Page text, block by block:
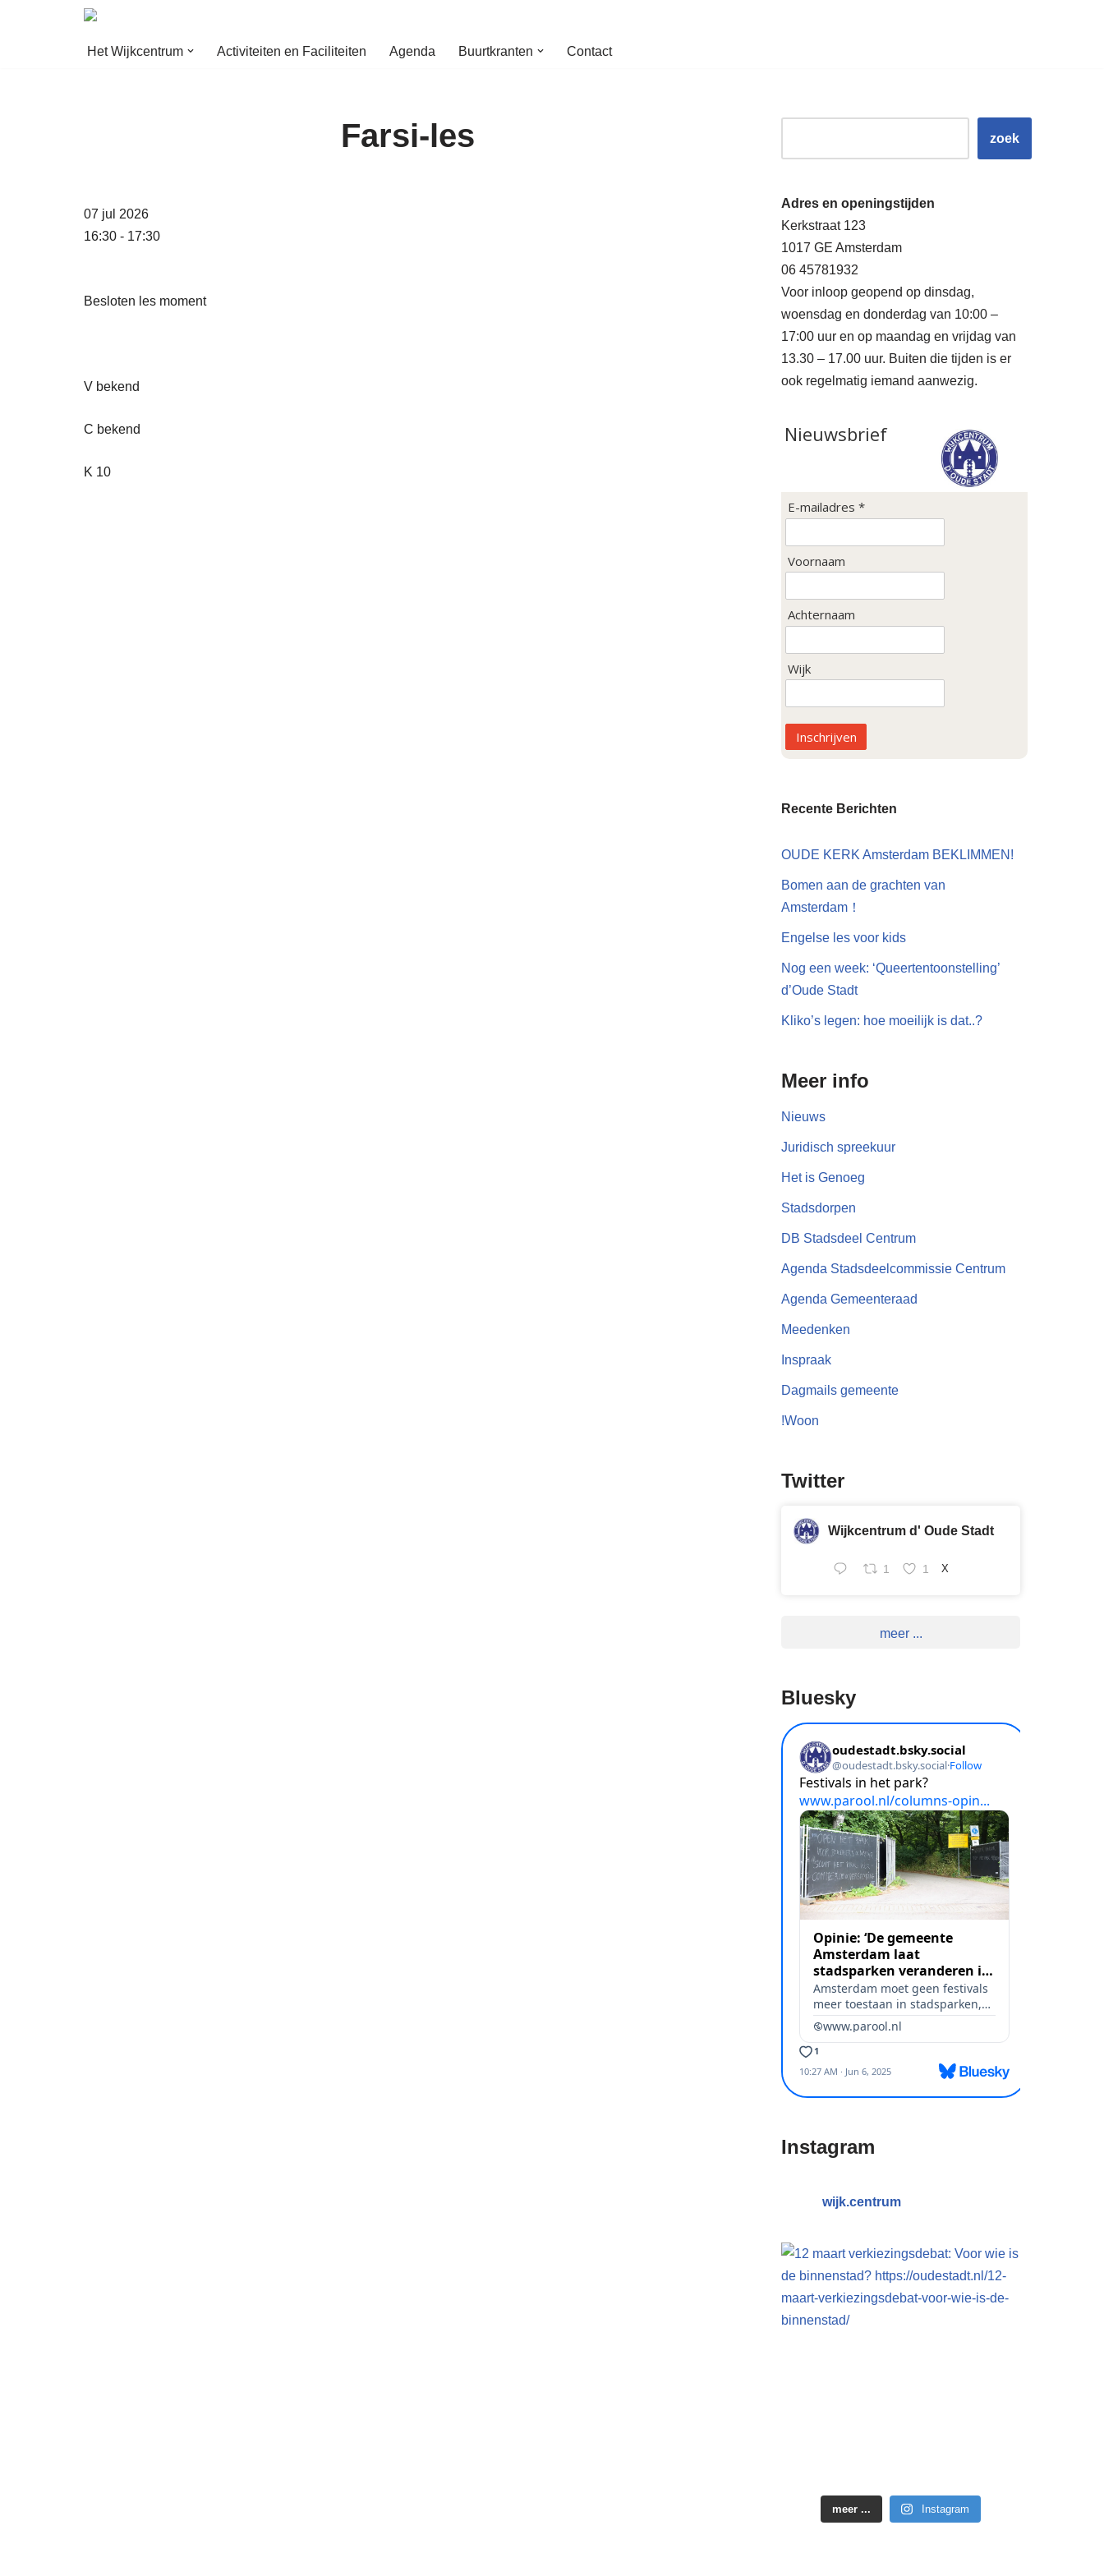
Het Wijkcentrum Activiteiten en Faciliteiten Agenda Buurtkranten Contact
Farsi-les
07 jul 2026
16:30 - 17:30
Besloten les moment
V bekend
C bekend
K 10
zoek
Adres en openingstijden
Kerkstraat 123
1017 GE Amsterdam
06 45781932
Voor inloop geopend op dinsdag,
woensdag en donderdag van 10:00 –
17:00 uur en op maandag en vrijdag van
13.30 – 17.00 uur. Buiten die tijden is er
ook regelmatig iemand aanwezig.
Nieuwsbrief
E-mailadres *
Voornaam
Achternaam
Wijk
Inschrijven
Recente Berichten
OUDE KERK Amsterdam BEKLIMMEN!
Bomen aan de grachten van
Amsterdam！
Engelse les voor kids
Nog een week: ‘Queertentoonstelling’
d’Oude Stadt
Kliko’s legen: hoe moeilijk is dat..?
Meer info
Nieuws
Juridisch spreekuur
Het is Genoeg
Stadsdorpen
DB Stadsdeel Centrum
Agenda Stadsdeelcommissie Centrum
Agenda Gemeenteraad
Meedenken
Inspraak
Dagmails gemeente
!Woon
Twitter
Wijkcentrum d' Oude Stadt
1 1 X
meer ...
Bluesky
Instagram
wijk.centrum
meer ... Instagram